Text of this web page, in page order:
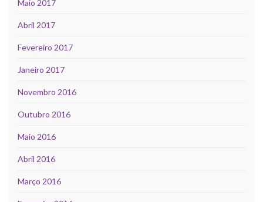
Maio 2017
Abril 2017
Fevereiro 2017
Janeiro 2017
Novembro 2016
Outubro 2016
Maio 2016
Abril 2016
Março 2016